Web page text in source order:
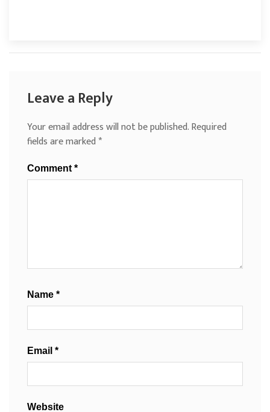
Leave a Reply
Your email address will not be published.Required
fields are marked*
Comment *
Name *
Email *
Website